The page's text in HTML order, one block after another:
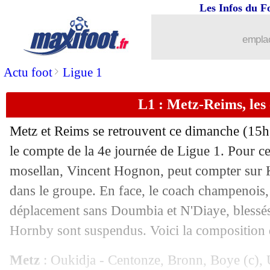
Actu foot> Ligue 1
Les Infos du
L1 : Metz-Reims, les
Metz et Reims se retrouvent ce dimanche
le compte de la 4e journée de Ligue 1. Pour
mosellan, Vincent Hognon, peut compter sur
dans le groupe. En face, le coach
déplacement sans Doumbia et N'Diaye,
Hornby sont suspendus. Voici la composition
Metz : Oukidja - Centonze, Bronn, Boye (c),
Barça
20/09 All.: Leipzig commence bien
: Brest 3-2 Lorient (fini)
20/09 L1: Metz 2-1 Reims (fini)
20/09 L1: Montpellier 4-1 Angers (fini)
20/09 L1 : Strasbourg 1-0 Dijon (fini)
20/09 ASSE : Trauco évoque sa situation
PSG : la grande joie de Mbappé